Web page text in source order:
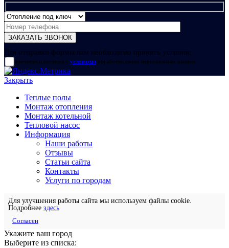
Для отправки формы вам необходимо принять условия:
прочитал и согласен с условиями обработки своих персональных данных
Закрыть
Теплые полы
Монтаж отопления
Монтаж котельной
Тепловой насос
Информация
Наши работы
Отзывы
Статьи сайта
Контакты
Услуги по городам
Для улучшения работы сайта мы используем файлы cookie.
Подробнее здесь
Согласен
Укажите ваш город
Выберите из списка: